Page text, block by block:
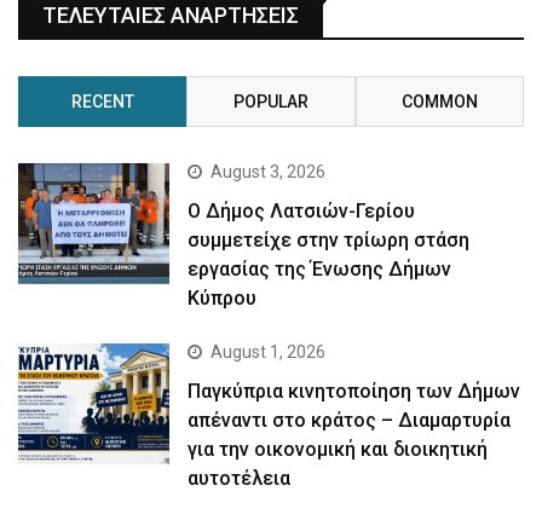
ΤΕΛΕΥΤΑΙΕΣ ΑΝΑΡΤΗΣΕΙΣ
RECENT POPULAR COMMON
August 3, 2026
Ο Δήμος Λατσιών-Γερίου
συμμετείχε στην τρίωρη στάση
εργασίας της Ένωσης Δήμων
Κύπρου
August 1, 2026
Παγκύπρια κινητοποίηση των Δήμων
απέναντι στο κράτος – Διαμαρτυρία
για την οικονομική και διοικητική
αυτοτέλεια